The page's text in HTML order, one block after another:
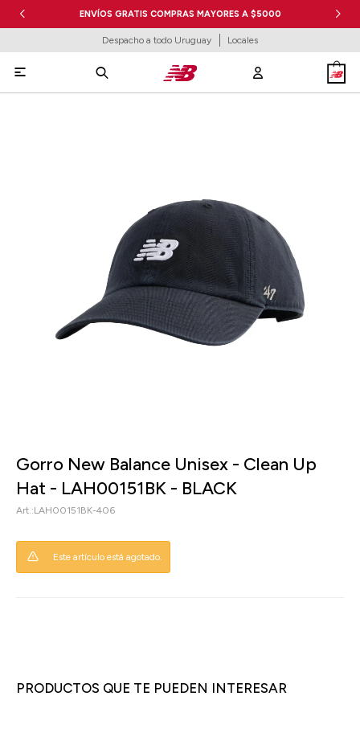
ENVÍOS GRATIS COMPRAS MAYORES A $5000
Despacho a todo Uruguay Locales

Gorro New Balance Unisex - Clean Up
Hat - LAH00151BK - BLACK
LAH00151BK-406
Este artículo está agotado.
PRODUCTOS QUE TE PUEDEN INTERESAR